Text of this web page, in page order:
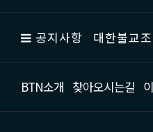
공지사항 대한불교
BTN소개 찾아오시는길